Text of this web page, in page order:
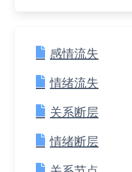
感情流失
情绪流失
关系断层
情绪断层